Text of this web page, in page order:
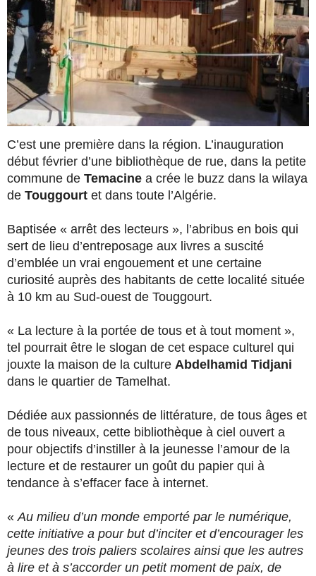
C’est une première dans la région. L’inauguration
début février d’une bibliothèque de rue, dans la petite
commune de Temacine a crée le buzz dans la wilaya
de Touggourt et dans toute l’Algérie.
Baptisée « arrêt des lecteurs », l’abribus en bois qui
sert de lieu d’entreposage aux livres a suscité
d’emblée un vrai engouement et une certaine
curiosité auprès des habitants de cette localité située
à 10 km au Sud-ouest de Touggourt.
« La lecture à la portée de tous et à tout moment »,
tel pourrait être le slogan de cet espace culturel qui
jouxte la maison de la culture Abdelhamid Tidjani
dans le quartier de Tamelhat.
Dédiée aux passionnés de littérature, de tous âges et
de tous niveaux, cette bibliothèque à ciel ouvert a
pour objectifs d’instiller à la jeunesse l’amour de la
lecture et de restaurer un goût du papier qui à
tendance à s’effacer face à internet.
« Au milieu d’un monde emporté par le numérique,
cette initiative a pour but d’inciter et d’encourager les
jeunes des trois paliers scolaires ainsi que les autres
à lire et à s’accorder un petit moment de paix, de